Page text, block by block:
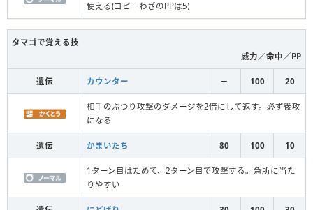
使える(コピーわざのPPは5)
タマゴで覚える技
威力／命中／PP
遺伝 カウンター － 100 20
相手のぶつり攻撃のダメージを2倍にして返す。必ず後攻
になる
遺伝 かまいたち 80 100 10
1ターン目はためて、2ターン目で攻撃する。急所に当た
りやすい